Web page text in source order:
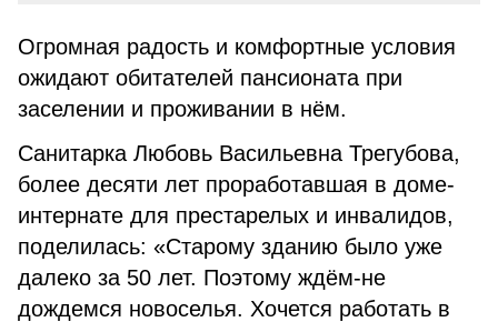
Огромная радость и комфортные условия
ожидают обитателей пансионата при
заселении и проживании в нём.
Санитарка Любовь Васильевна Трегубова,
более десяти лет проработавшая в доме-
интернате для престарелых и инвалидов,
поделилась: «Старому зданию было уже
далеко за 50 лет. Поэтому ждём-не
дождемся новоселья. Хочется работать в